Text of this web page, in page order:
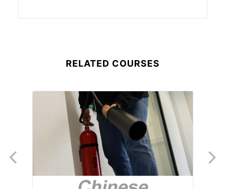
控制措施，您可以显着降低事故风险并
RELATED COURSES